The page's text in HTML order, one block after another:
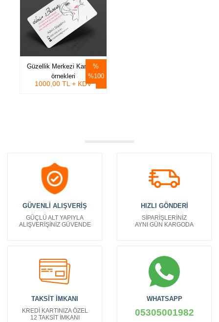
%100
Güzellik Merkezi Kartvizit
örnekleri
1000,00 TL + KDV
GÜVENLİ ALIŞVERİŞ
GÜÇLÜ ALT YAPIYLA
ALIŞVERİŞİNİZ GÜVENDE
HIZLI GÖNDERİ
SİPARİŞLERİNİZ
AYNI GÜN KARGODA
TAKSİT İMKANI
KREDİ KARTINIZA ÖZEL
12 TAKSİT İMKANI
WHATSAPP
05305001982